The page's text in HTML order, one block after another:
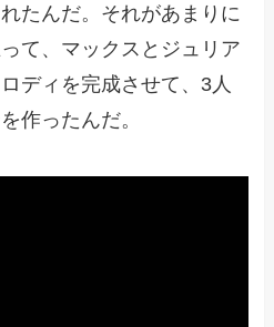
たんだ。それがあまりに
て、マックスとジュリア
ディを完成させて、3人
作ったんだ。